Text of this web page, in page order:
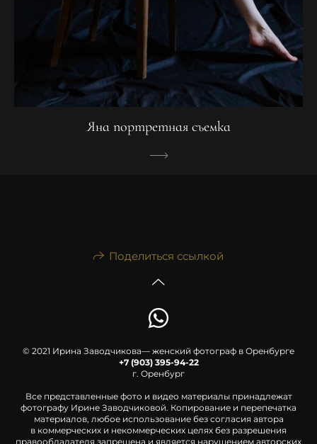
Яна портретная съемка
Поделиться ссылкой
© 2021 Ирина Заводчикова— женский фотограф в Оренбурге
+7 (903) 395-94-22
г. Оренбург
Все представленные фото и видео материалы принадлежат
фотографу Ирине Заводчиковой. Копирование и перепечатка
материалов, любое использование без согласия автора
в коммерческих и некоммерческих целях без разрешения
правообладателя запрещена и является нарушением авторских